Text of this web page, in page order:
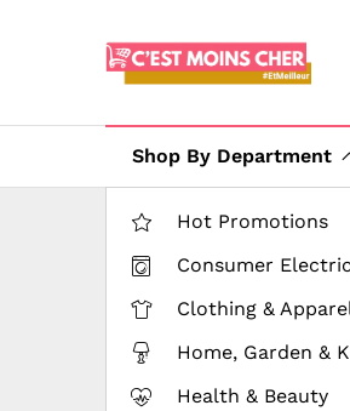
Shop By Department
Hot Promotions
Consumer
Clothing &
Home, Garden &
Health & Beauty